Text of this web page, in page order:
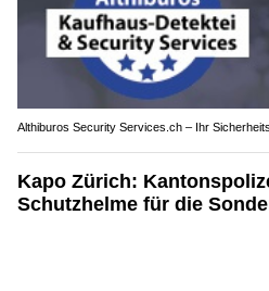
Althiburos Security Services.ch – Ihr
Kapo Zürich:
Schutzhelme für die